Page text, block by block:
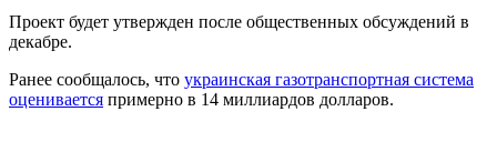
Проект будет утвержден после общественных обсуждений в
декабре.
Ранее сообщалось, что украинская газотранспортная система
оценивается примерно в 14 миллиардов долларов.